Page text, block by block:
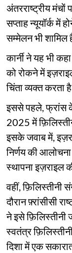
अंतरराष्ट्रीय
सप्ताह न्यूयॉर्क में
सम्मेलन भी शामिल
कार्नी ने यह भी
को रोकने में
चिंता व्यक्त करता
इससे पहले, फ्रांस
2025 में
इसके जवाब में,
निर्णय की
स्थापना इज़राइल
वहीं, फ़िलिस्तीनी
दौरान फ़्रांसीसी
ने इसे
स्वतंत्र
दिशा में एक